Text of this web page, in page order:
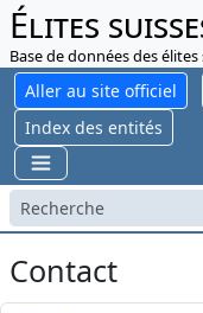
Élites
Base de données des élites
Aller au site officiel
Index des entités
Contact